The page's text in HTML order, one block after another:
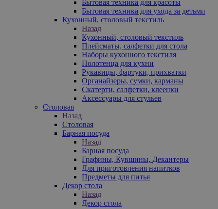
Бытовая техника для красоты
Бытовая техника для ухода за детьми
Кухонный, столовый текстиль
Назад
Кухонный, столовый текстиль
Плейсматы, салфетки для стола
Наборы кухонного текстиля
Полотенца для кухни
Рукавицы, фартуки, прихватки
Органайзеры, сумки, карманы
Скатерти, салфетки, клеенки
Аксессуары для стульев
Столовая
Назад
Столовая
Барная посуда
Назад
Барная посуда
Графины, Кувшины, Декантеры
Для приготовления напитков
Предметы для питья
Декор стола
Назад
Декор стола